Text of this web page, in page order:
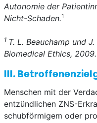
Autonomie der
Nicht-Schaden.1
1 T. L. Beauchamp und
Biomedical Ethics,
III.
Menschen mit der
entzündlichen ZNS-
schubförmigem oder